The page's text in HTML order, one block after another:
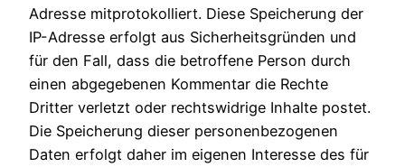
Adresse mitprotokolliert. Diese Speicherung der
IP-Adresse erfolgt aus Sicherheitsgründen und
für den Fall, dass die betroffene Person durch
einen abgegebenen Kommentar die Rechte
Dritter verletzt oder rechtswidrige Inhalte postet.
Die Speicherung dieser personenbezogenen
Daten erfolgt daher im eigenen Interesse des für